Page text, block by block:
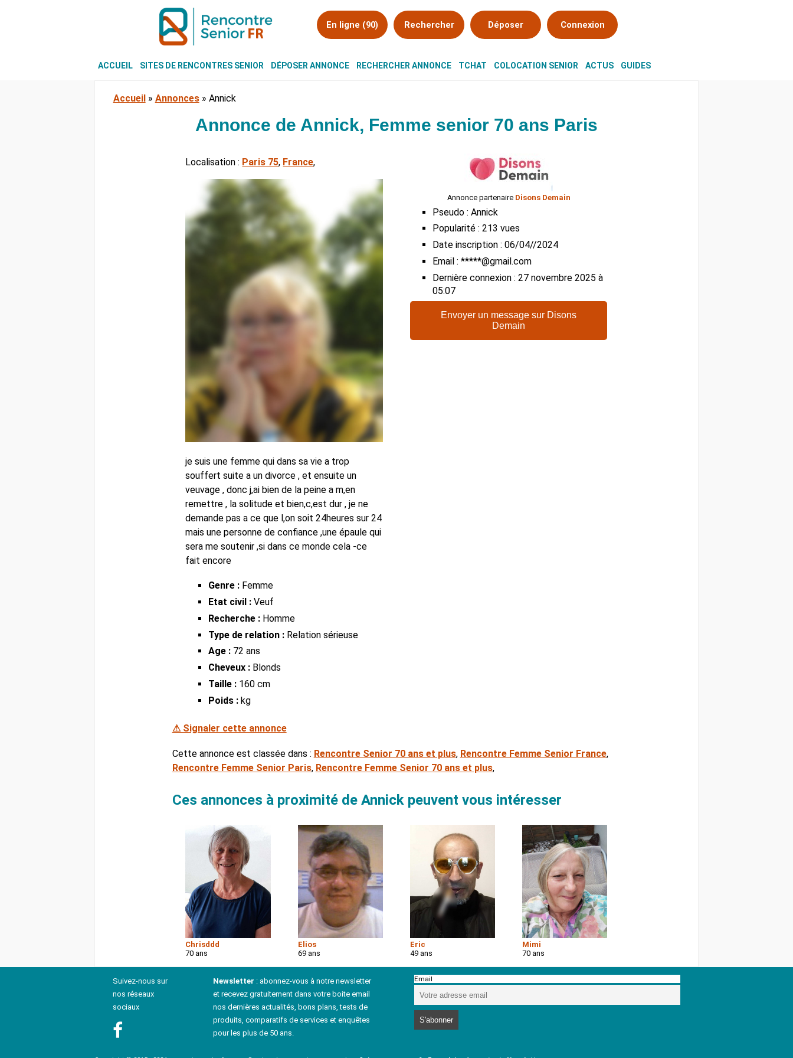
En ligne (90) Rechercher Déposer Connexion
ACCUEIL SITES DE RENCONTRES SENIOR DÉPOSER ANNONCE RECHERCHER ANNONCE TCHAT COLOCATION SENIOR ACTUS GUIDES
Accueil » Annonces» Annick
Annonce de Annick, Femme senior 70 ans Paris
Localisation : Paris 75, France,
je suis une femme qui dans sa vie a trop
souffert suite a un divorce , et ensuite un
veuvage , donc j,ai bien de la peine a m,en
remettre , la solitude et bien,c,est dur , je ne
demande pas a ce que l,on soit 24heures sur 24
mais une personne de confiance ,une épaule qui
sera me soutenir ,si dans ce monde cela -ce
fait encore
Genre : Femme
Etat civil : Veuf
Recherche : Homme
Type de relation : Relation sérieuse
Age : 72 ans
Cheveux : Blonds
Taille : 160 cm
Poids : kg
Annonce partenaire Disons Demain
Pseudo : Annick
Popularité : 213 vues
Date inscription : 06/04//2024
Email : *****@gmail.com
Dernière connexion : 27 novembre 2025 à
05:07
Envoyer un message sur Disons
Demain
⚠ Signaler cette annonce
Cette annonce est classée dans : Rencontre Senior 70 ans et plus, Rencontre Femme Senior France,
Rencontre Femme Senior Paris, Rencontre Femme Senior 70 ans et plus,
Ces annonces à proximité de Annick peuvent vous intéresser
Chrisddd
70 ans
Elios
69 ans
Eric
49 ans
Mimi
70 ans
Suivez-nous sur
nos réseaux
sociaux
Newsletter : abonnez-vous à notre newsletter
et recevez gratuitement dans votre boite email
nos dernières actualités, bons plans, tests de
produits, comparatifs de services et enquêtes
pour les plus de 50 ans.
Email